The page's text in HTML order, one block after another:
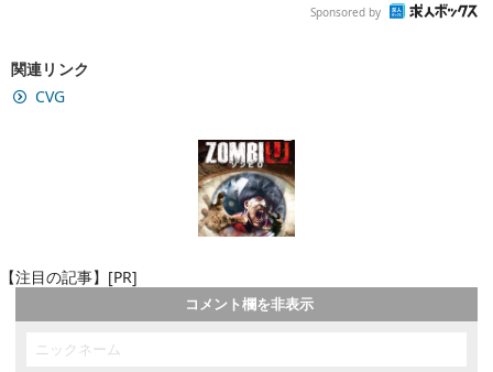
Sponsored by
関連リンク
CVG
【注目の記事】[PR]
コメント欄を非表示